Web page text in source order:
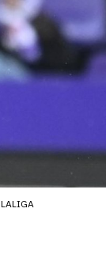
LALIGA